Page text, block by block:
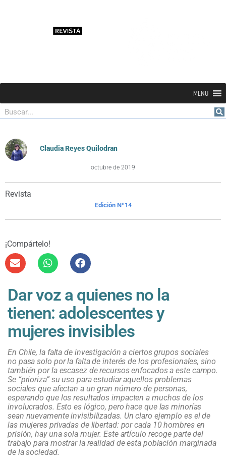
MENU
Buscar
Claudia Reyes Quilodran
octubre de 2019
Revista
Edición Nº14
¡Compártelo!
Dar voz a quienes no la
tienen: adolescentes y
mujeres invisibles
En Chile, la falta de investigación a ciertos grupos sociales
no pasa solo por la falta de interés de los profesionales, sino
también por la escasez de recursos enfocados a este campo.
Se “prioriza” su uso para estudiar aquellos problemas
sociales que afectan a un gran número de personas,
esperando que los resultados impacten a muchos de los
involucrados. Esto es lógico, pero hace que las minorías
sean nuevamente invisibilizadas. Un claro ejemplo es el de
las mujeres privadas de libertad: por cada 10 hombres en
prisión, hay una sola mujer. Este artículo recoge parte del
trabajo para mostrar la realidad de esta población marginada
de la sociedad.